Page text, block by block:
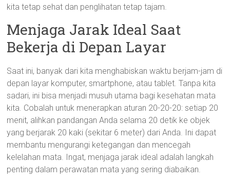
kita tetap sehat dan penglihatan tetap tajam.
Menjaga Jarak Ideal Saat
Bekerja di Depan Layar
Saat ini, banyak dari kita menghabiskan waktu berjam-jam di
depan layar komputer, smartphone, atau tablet. Tanpa kita
sadari, ini bisa menjadi musuh utama bagi kesehatan mata
kita. Cobalah untuk menerapkan aturan 20-20-20: setiap 20
menit, alihkan pandangan Anda selama 20 detik ke objek
yang berjarak 20 kaki (sekitar 6 meter) dari Anda. Ini dapat
membantu mengurangi ketegangan dan mencegah
kelelahan mata. Ingat, menjaga jarak ideal adalah langkah
penting dalam perawatan mata yang sering diabaikan.